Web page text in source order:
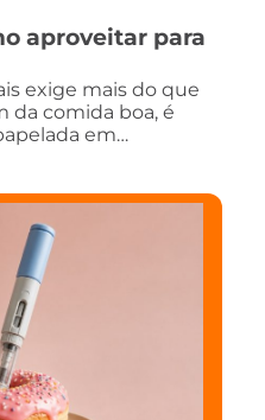
aproveitar para
exige mais do que
da comida boa, é
em…